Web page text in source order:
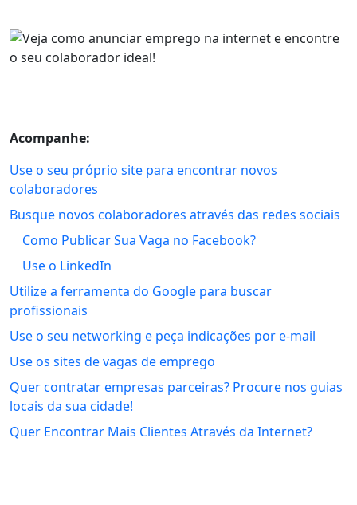
Acompanhe:
Use o seu próprio site para encontrar novos
colaboradores
Busque novos colaboradores através das redes sociais
Como Publicar Sua Vaga no Facebook?
Use o LinkedIn
Utilize a ferramenta do Google para buscar
profissionais
Use o seu networking e peça indicações por e-mail
Use os sites de vagas de emprego
Quer contratar empresas parceiras? Procure nos guias
locais da sua cidade!
Quer Encontrar Mais Clientes Através da Internet?